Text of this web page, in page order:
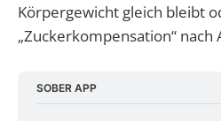
Körpergewicht gleich bleibt
„Zuckerkompensation“ nach
SOBER APP